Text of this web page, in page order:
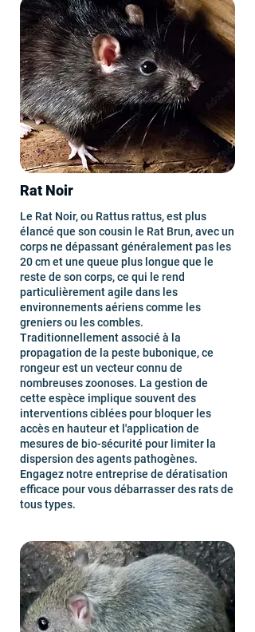
Rat Noir
Le Rat Noir, ou Rattus rattus, est plus
élancé que son cousin le Rat Brun, avec un
corps ne dépassant généralement pas les
20 cm et une queue plus longue que le
reste de son corps, ce qui le rend
particulièrement agile dans les
environnements aériens comme les
greniers ou les combles.
Traditionnellement associé à la
propagation de la peste bubonique, ce
rongeur est un vecteur connu de
nombreuses zoonoses. La gestion de
cette espèce implique souvent des
interventions ciblées pour bloquer les
accès en hauteur et l'application de
mesures de bio-sécurité pour limiter la
dispersion des agents pathogènes.
Engagez notre entreprise de dératisation
efficace pour vous débarrasser des rats de
tous types.